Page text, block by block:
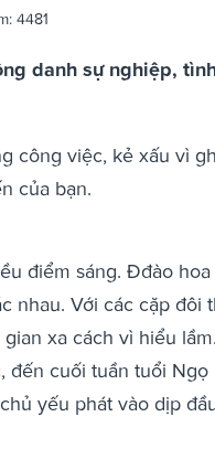
4481
danh sự nghiệp,
công việc, kẻ xấu vì
của bạn.
điểm sáng. Đđào
nhau. Với các cặp đôi
xa cách vì hiểu
cuối tuần tuổi
yếu phát vào dịp